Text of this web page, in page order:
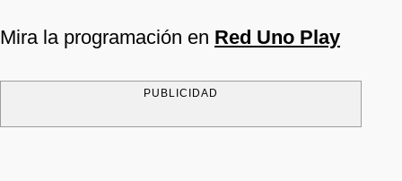
Mira la programación en Red Uno Play
PUBLICIDAD